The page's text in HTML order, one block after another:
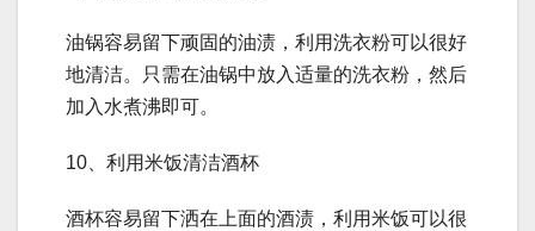
油锅容易留下顽固的油渍，利用洗衣粉可以很好
地清洁。只需在油锅中放入适量的洗衣粉，然后
加入水煮沸即可。
10、利用米饭清洁酒杯
酒杯容易留下洒在上面的酒渍，利用米饭可以很